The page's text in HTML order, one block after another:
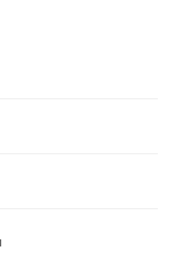
вызванное силой
к головному мозгу